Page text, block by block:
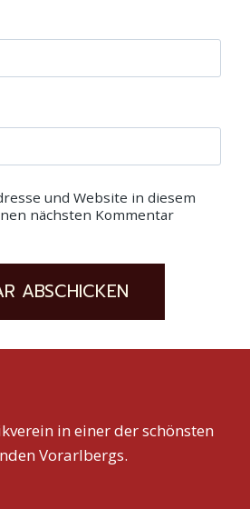
und Website in diesem
nächsten Kommentar
in einer der schönsten
Vorarlbergs.